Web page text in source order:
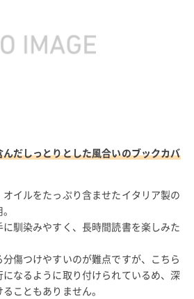
だしっとりとした風合いのブックカバ
イルをたっぷり含ませたイタリア製の
馴染みやすく、長時間読書を楽しみた
傷つけやすいのが難点ですが、こちら
なるように取り付けられているめ、深
こともありません。